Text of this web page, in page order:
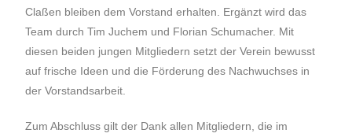
Claßen bleiben dem Vorstand erhalten. Ergänzt wird das
Team durch Tim Juchem und Florian Schumacher. Mit
diesen beiden jungen Mitgliedern setzt der Verein bewusst
auf frische Ideen und die Förderung des Nachwuchses in
der Vorstandsarbeit.
Zum Abschluss gilt der Dank allen Mitgliedern, die im